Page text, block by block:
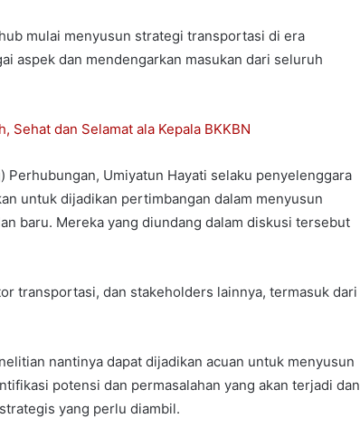
mulai menyusun strategi transportasi di era
aspek dan mendengarkan masukan dari seluruh
Sehat dan Selamat ala Kepala BKKBN
Perhubungan, Umiyatun Hayati selaku penyelenggara
untuk dijadikan pertimbangan dalam menyusun
baru. Mereka yang diundang dalam diskusi tersebut
transportasi, dan stakeholders lainnya, termasuk dari
nantinya dapat dijadikan acuan untuk menyusun
potensi dan permasalahan yang akan terjadi dan
yang perlu diambil.